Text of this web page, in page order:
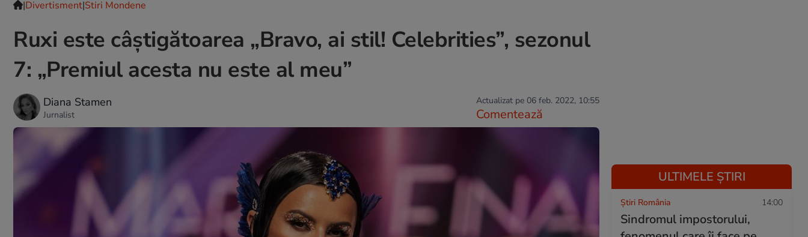
|Divertisment|Stiri Mondene
Ruxi este câștigătoarea „Bravo, ai stil! Celebrities”, sezonul
7: „Premiul acesta nu este al meu”
Diana Stamen
Jurnalist
Actualizat pe 06 feb. 2022, 10:55
Comentează
ULTIMELE ȘTIRI
Știri România 14:00
Sindromul impostorului,